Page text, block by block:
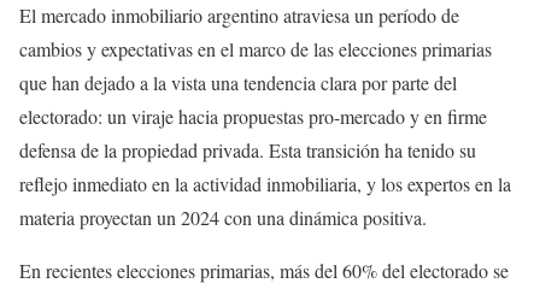
El mercado inmobiliario argentino atraviesa un período de
cambios y expectativas en el marco de las elecciones primarias
que han dejado a la vista una tendencia clara por parte del
electorado: un viraje hacia propuestas pro-mercado y en firme
defensa de la propiedad privada. Esta transición ha tenido su
reflejo inmediato en la actividad inmobiliaria, y los expertos en la
materia proyectan un 2024 con una dinámica positiva.
En recientes elecciones primarias, más del 60% del electorado se